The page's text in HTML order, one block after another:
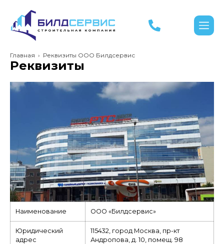
Главная › Реквизиты ООО Билдсервис
Реквизиты
Наименование ООО «Билдсервис»
Юридический
адрес
115432, город Москва, пр-кт
Андропова, д. 10, помещ. 98